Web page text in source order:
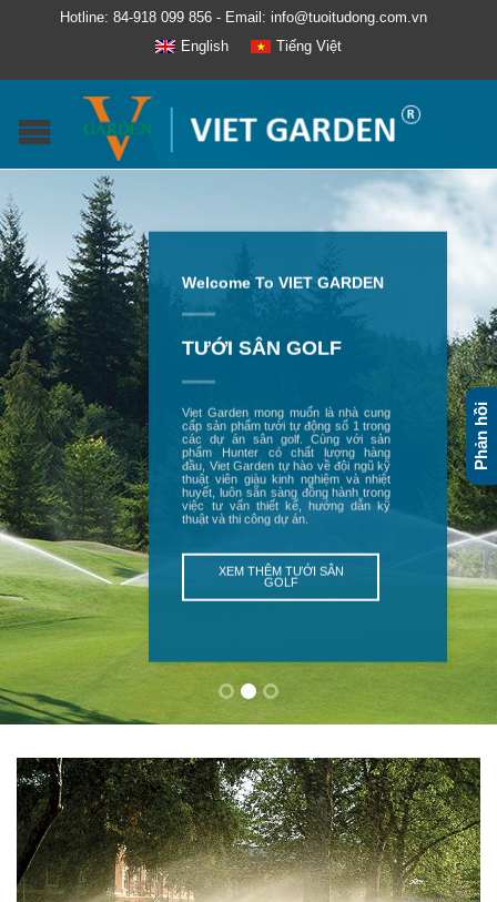
Hotline: 84-918 099 856 - Email: info@tuoitudong.com.vn
English
Tiếng Việt
Welcome To VIET GARDEN
DỰ ÁN TIÊU BIỂU
The Grand Hồ Tràm Strip là một trong
hàng trăm dự án tưới tự động Viet
Garden đã thực hiện tại Việt Nam, Lào
và Campuchia. Viet Garden không
ngừng nỗ lực để trở thành nhà cung
cấp sản phẩm tưới Hunter hàng đầu
cho villas, resorts, trung tâm thương
mại và sân golf của Quý khách hàng.
XEM THÊM DỰ ÁN ĐÃ
THỰC HIỆN
Phản hồi